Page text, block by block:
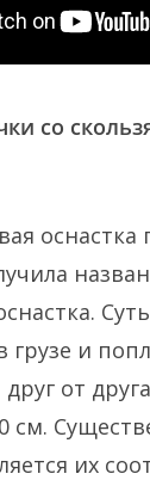
со
оснастка
грузе и
от
см.
их